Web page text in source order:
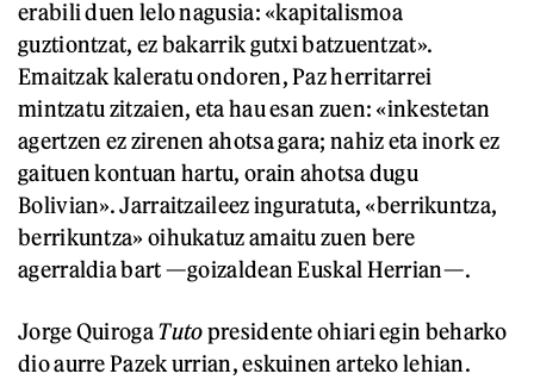
erabili duen lelo nagusia: «kapitalismoa
guztiontzat, ez bakarrik gutxi batzuentzat».
Emaitzak kaleratu ondoren, Paz herritarrei
mintzatu zitzaien, eta hau esan zuen: «inkestetan
agertzen ez zirenen ahotsa gara; nahiz eta inork ez
gaituen kontuan hartu, orain ahotsa dugu
Bolivian». Jarraitzaileez inguratuta, «berrikuntza,
berrikuntza» oihukatuz amaitu zuen bere
agerraldia bart —goizaldean Euskal Herrian—.
Jorge QuirogaTutopresidente ohiari egin beharko
dio aurre Pazek urrian, eskuinen arteko lehian.